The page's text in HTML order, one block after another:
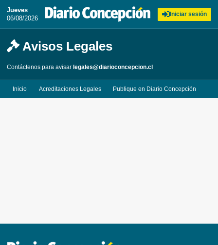
Jueves
06/08/2026
Iniciar sesión
Avisos Legales
Contáctenos para avisar legales@diarioconcepcion.cl
Inicio Acreditaciones Legales Publique en Diario Concepción